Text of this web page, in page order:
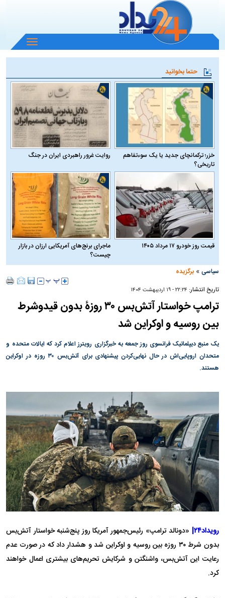
باز
و
منو
حتما بخوانید
خزر؛ ترکمانچای جدید یا یک سوءتفاهم
تاریخی؟
روایت غرور راهبردی ایران در جنگ
قیمت روز خودرو ۱۷ مرداد ۱۴۰۵
ماجرای برنج‌های آمریکایی ارزان در بازار
چیست؟
سیاسی »برگزیده
تاریخ انتشار: ۲۲:۲۴ - ۱۹ ارديبهشت ۱۴۰۴
ترامپ خواستار آتش‌بس ۳۰ روزۀ بدون قیدوشرط
بین روسیه و اوکراین شد
یک منبع دیپلماتیک فرانسوی روز جمعه به خبرگزاری رویترز اعلام کرد که ایالات متحده و
متحدان اروپایی‌اش در حال نهایی‌کردن پیشنهادی برای آتش‌بس ۳۰ روزه در اوکراین
هستند.
رویداد۲۴|
«دونالد ترامپ» رئیس‌جمهور آمریکا روز پنج‌شنبه خواستار آتش‌بس
بدون شرط ۳۰ روزه بین روسیه و اوکراین شد و هشدار داد که در صورت عدم
رعایت این آتش‌بس، واشنگتن و شرکایش تحریم‌های بیشتری اعمال خواهند
کرد.